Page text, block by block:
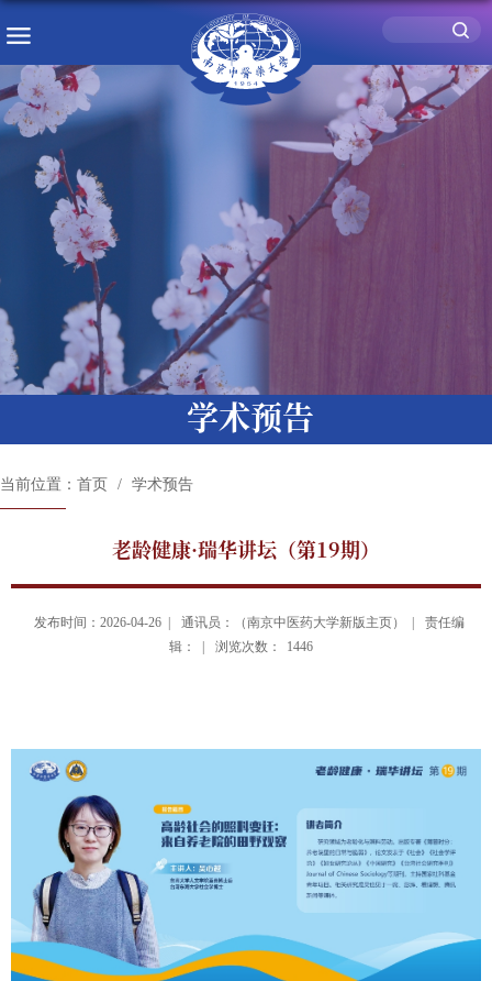
学术预告
当前位置： 首页 学术预告
老龄健康·瑞华讲坛（第19期）
发布时间：2026-04-26 | 通讯员：（南京中医药大学新版主页） |
责任编
辑： |
浏览次数： 1446